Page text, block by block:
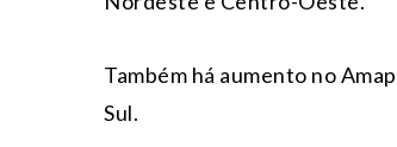
Também há aumento no
Sul.